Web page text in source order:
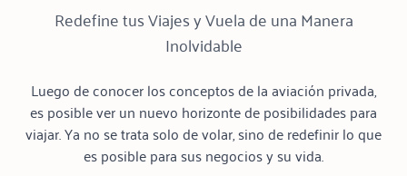
Redefine tus Viajes y Vuela de una Manera
Inolvidable
Luego de conocer los conceptos de la aviación privada,
es posible ver un nuevo horizonte de posibilidades para
viajar. Ya no se trata solo de volar, sino de redefinir lo que
es posible para sus negocios y su vida.